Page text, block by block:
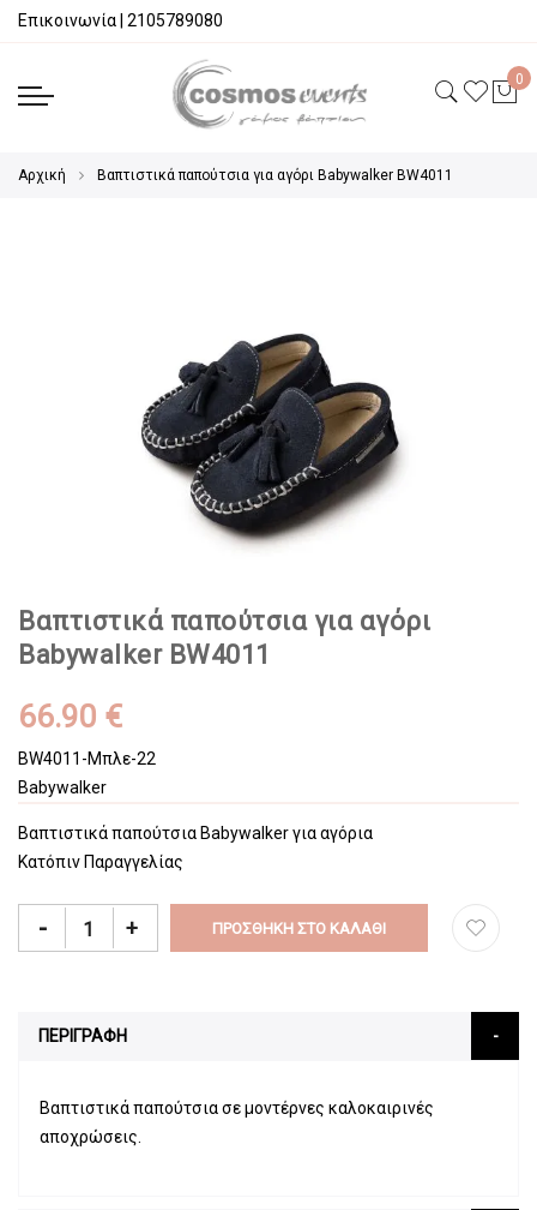
Επικοινωνία 2105789080
Αρχική Βαπτιστικά παπούτσια για αγόρι Babywalker BW4011
Βαπτιστικά παπούτσια για αγόρι
Babywalker BW4011
66.90 €
BW4011-Μπλε-22
Babywalker
Βαπτιστικά παπούτσια Babywalker για αγόρια
Κατόπιν Παραγγελίας
- + ΠΡΟΣΘΉΚΗ ΣΤΟ ΚΑΛΆΘΙ
ΠΕΡΙΓΡΑΦΗ
Βαπτιστικά παπούτσια σε μοντέρνες καλοκαιρινές
αποχρώσεις.